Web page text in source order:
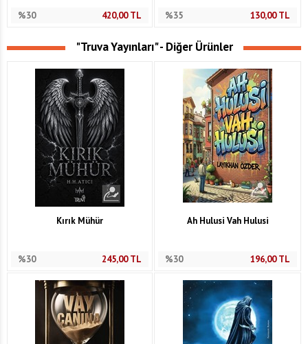
%30 420,00TL %35 130,00TL
"Truva Yayınları" - Diğer Ürünler
Kırık Mühür
%30 245,00TL
Ah Hulusi Vah Hulusi
%30 196,00TL